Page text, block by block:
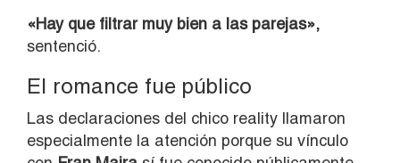
«Hay que filtrar muy bien a las parejas»,
sentenció.
El romance fue público
Las declaraciones del chico reality llamaron
especialmente la atención porque su vínculo